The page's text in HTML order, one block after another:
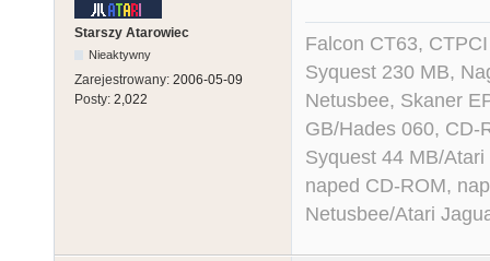
Starszy Atarowiec
Nieaktywny
Zarejestrowany: 2006-05-09
Posty: 2,022
Falcon CT63,
Syquest 230 MB,
Netusbee, Skaner
GB/Hades 060, CD-
Syquest 44 MB/
naped CD-ROM,
Netusbee/Atari